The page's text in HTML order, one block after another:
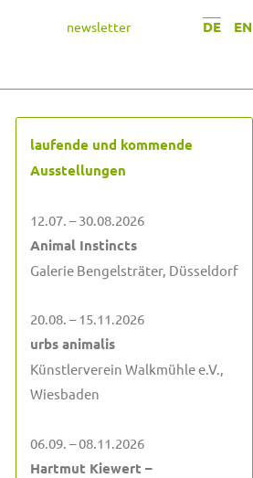
newsletter DE EN
laufende und kommende
Ausstellungen
12.07. – 30.08.2026
Animal Instincts
Galerie Bengelsträter, Düsseldorf
20.08. – 15.11.2026
urbs animalis
Künstlerverein Walkmühle e.V.,
Wiesbaden
06.09. – 08.11.2026
Hartmut Kiewert –